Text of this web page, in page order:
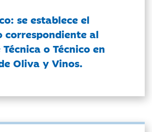
se establece el
correspondiente al
o Técnico en
Oliva y Vinos.